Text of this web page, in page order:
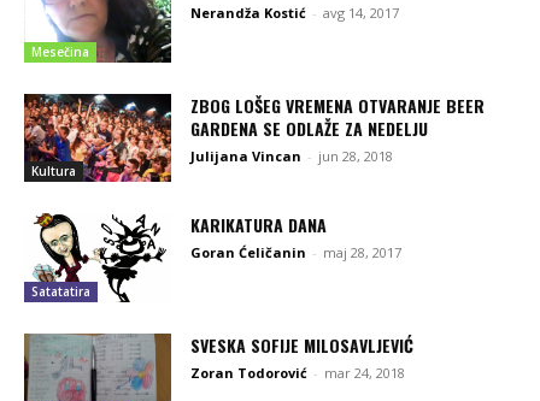
Mesečina
Nerandža Kostić - avg 14, 2017
Kultura
ZBOG LOŠEG VREMENA OTVARANJE BEER
GARDENA SE ODLAŽE ZA NEDELJU
Julijana Vincan - jun 28, 2018
Satatatira
KARIKATURA DANA
Goran Ćeličanin - maj 28, 2017
SVESKA SOFIJE MILOSAVLJEVIĆ
Zoran Todorović - mar 24, 2018